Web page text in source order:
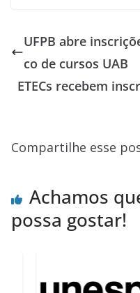
b
o
o
sk
y
at
s
A
p
UFPB abre
co de cursos UAB
ETECs recebem
Compartilhe esse
Achamos
possa gostar!